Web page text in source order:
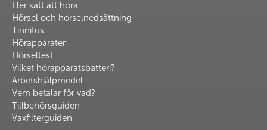
Fler sätt att höra
Hörsel och hörselnedsättning
Tinnitus
Hörapparater
Hörseltest
Vilket hörapparatsbatteri?
Arbetshjälpmedel
Vem betalar för vad?
Tillbehörsguiden
Vaxfilterguiden